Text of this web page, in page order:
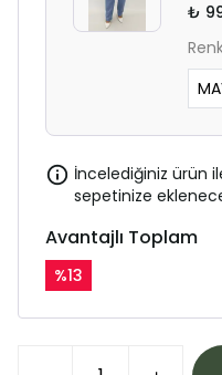
₺
İncelediğiniz ürün
sepetinize
Avantajlı Toplam
%13